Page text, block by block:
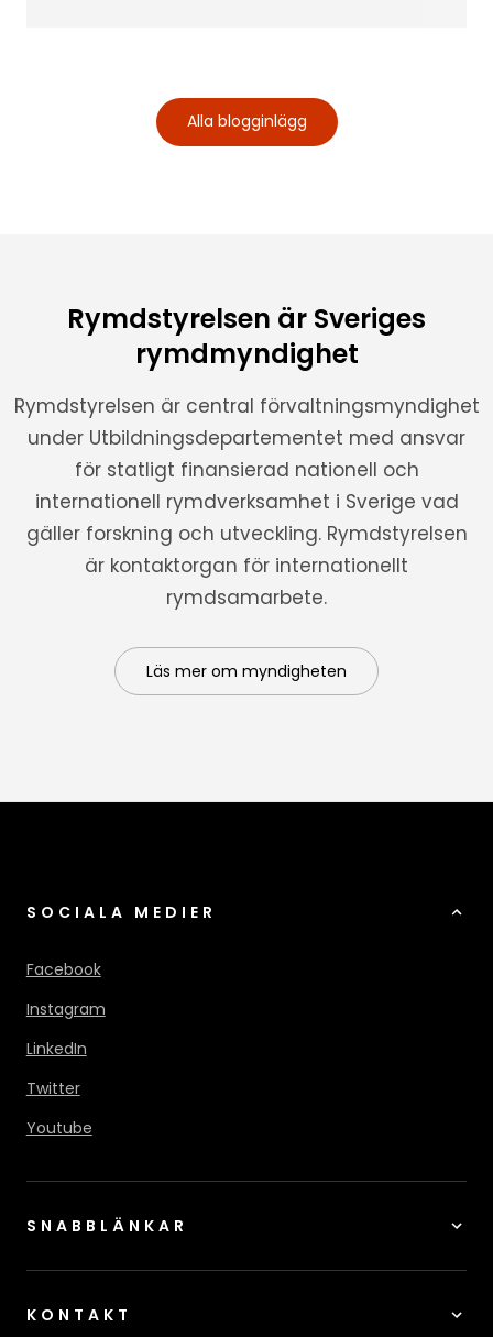
Alla blogginlägg
Rymdstyrelsen är Sveriges
rymdmyndighet
Rymdstyrelsen är central förvaltningsmyndighet
under Utbildningsdepartementet med ansvar
för statligt finansierad nationell och
internationell rymdverksamhet i Sverige vad
gäller forskning och utveckling. Rymdstyrelsen
är kontaktorgan för internationellt
rymdsamarbete.
Läs mer om myndigheten
SOCIALA MEDIER
Facebook
Instagram
LinkedIn
Twitter
Youtube
SNABBLÄNKAR
KONTAKT